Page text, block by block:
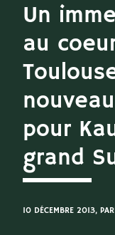
Un
au
pour
grand
10 DÉCEMBRE 2013,